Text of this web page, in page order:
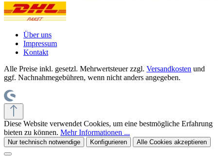
Über uns
Impressum
Kontakt
Alle Preise inkl. gesetzl. Mehrwertsteuer zzgl. Versandkosten und
ggf. Nachnahmegebühren, wenn nicht anders angegeben.
Diese Website verwendet Cookies, um eine bestmögliche Erfahrung
bieten zu können. Mehr Informationen ...
Nur technisch notwendige Konfigurieren Alle Cookies akzeptieren